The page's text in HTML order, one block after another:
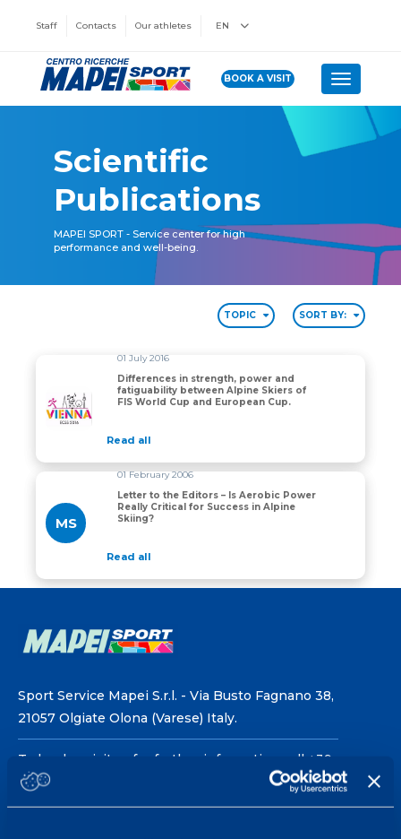
Staff Contacts Our athletes EN
BOOK A VISIT Toggle
Scientific
Publications
MAPEI SPORT - Service center for high
performance and well-being.
TOPIC SORT BY:
Differences in strength, power and fatiguability
01 July 2016
Differences in strength, power and
fatiguability between Alpine Skiers of
FIS World Cup and European Cup.
Read all
MS
01 February 2006
Letter to the Editors – Is Aerobic Power
Really Critical for Success in Alpine
Skiing?
Read all
Sport Service Mapei S.r.l. - Via Busto Fagnano 38,
21057 Olgiate Olona (Varese) Italy.
To book a visit or for further information call +39
0331 575757, Monday to Friday 9.30-12.30 and
14.30-17.30.